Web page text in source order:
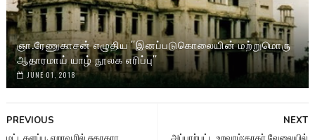
ஞா.ரேணுகாசன் எழுதிய ''இனப்படுகொலையின் மற்றுமொரு
ஆதாரமாய் யாழ் நூலக எரிப்பு''
JUNE 01, 2018
NEXT
PREVIOUS